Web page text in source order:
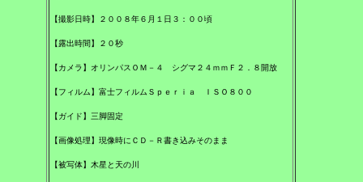
【撮影日時】２００８年６月１日３：００頃
【露出時間】２０秒
【カメラ】オリンパスＯＭ－４ シグマ２４ｍｍＦ２．８開放
【フィルム】富士フィルムＳｐｅｒｉａ ＩＳＯ８００
【ガイド】三脚固定
【画像処理】現像時にＣＤ－Ｒ書き込みそのまま
【被写体】木星と天の川